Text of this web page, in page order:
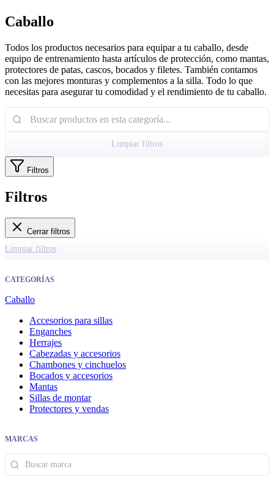
Caballo
Todos los productos necesarios para equipar a tu caballo, desde
equipo de entrenamiento hasta artículos de protección, como mantas,
protectores de patas, cascos, bocados y filetes. También contamos
con las mejores monturas y complementos a la silla. Todo lo que
necesitas para asegurar tu comodidad y el rendimiento de tu caballo.
Limpiar filtros
Filtros
Filtros
Cerrar filtros
Limpiar filtros
CATEGORÍAS
Caballo
Accesorios para sillas
Enganches
Herrajes
Cabezadas y accesorios
Chambones y cinchuelos
Bocados y accesorios
Mantas
Sillas de montar
Protectores y vendas
MARCAS